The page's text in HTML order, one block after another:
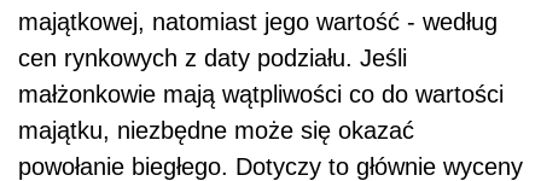
majątkowej, natomiast jego wartość - według
cen rynkowych z daty podziału. Jeśli
małżonkowie mają wątpliwości co do wartości
majątku, niezbędne może się okazać
powołanie biegłego. Dotyczy to głównie wyceny